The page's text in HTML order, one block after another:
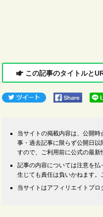
この記事のタイトルと
当サイトの掲載内容は、公開
事・過去記事に限らず公開日以
すので、ご利用前に公式の最新
記事の内容については注意を
生じても責任は負いかねます。
当サイトはアフィリエイトプロ